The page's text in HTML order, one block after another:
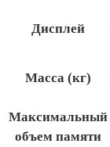
Дисплей
Масса (кг)
Максимальный
объем памяти